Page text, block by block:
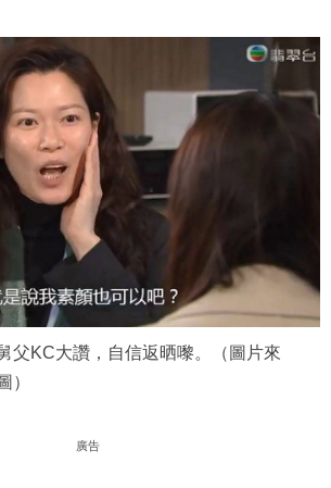
父KC大讚，自信返晒嚟。（圖片來
）
廣告